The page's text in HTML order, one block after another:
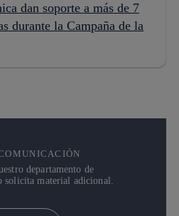
dan soporte a más de 7
durante la Campaña de la
departamento de
solicita material adicional.